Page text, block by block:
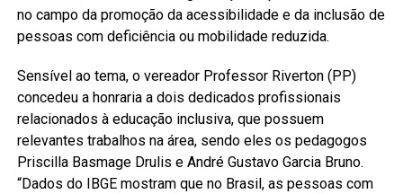
no campo da promoção da acessibilidade e da inclusão de
pessoas com deficiência ou mobilidade reduzida.
Sensível ao tema, o vereador Professor Riverton (PP)
concedeu a honraria a dois dedicados profissionais
relacionados à educação inclusiva, que possuem
relevantes trabalhos na área, sendo eles os pedagogos
Priscilla Basmage Drulis e André Gustavo Garcia Bruno.
“Dados do IBGE mostram que no Brasil, as pessoas com